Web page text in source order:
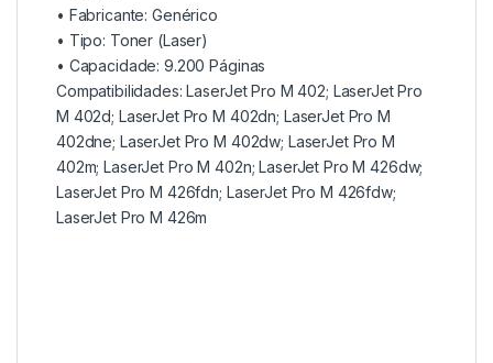
• Fabricante:Genérico
• Tipo: Toner (Laser)
• Capacidade:9.200 Páginas
Compatibilidades: LaserJet Pro M 402; LaserJet Pro
M 402d; LaserJet Pro M 402dn; LaserJet Pro M
402dne; LaserJet Pro M 402dw; LaserJet Pro M
402m; LaserJet Pro M 402n; LaserJet Pro M 426dw;
LaserJet Pro M 426fdn; LaserJet Pro M 426fdw;
LaserJet Pro M 426m